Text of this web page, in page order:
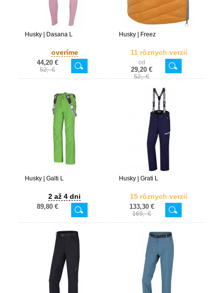
Husky | Dasana L
overíme
44,20 €
52,- €
Husky | Freez
11 rôznych verzií
od
29,20 €
52,- €
Husky | Galti L
2 až 4 dni
89,80 €
Husky | Grati L
15 rôznych verzií
133,30 €
169,- €